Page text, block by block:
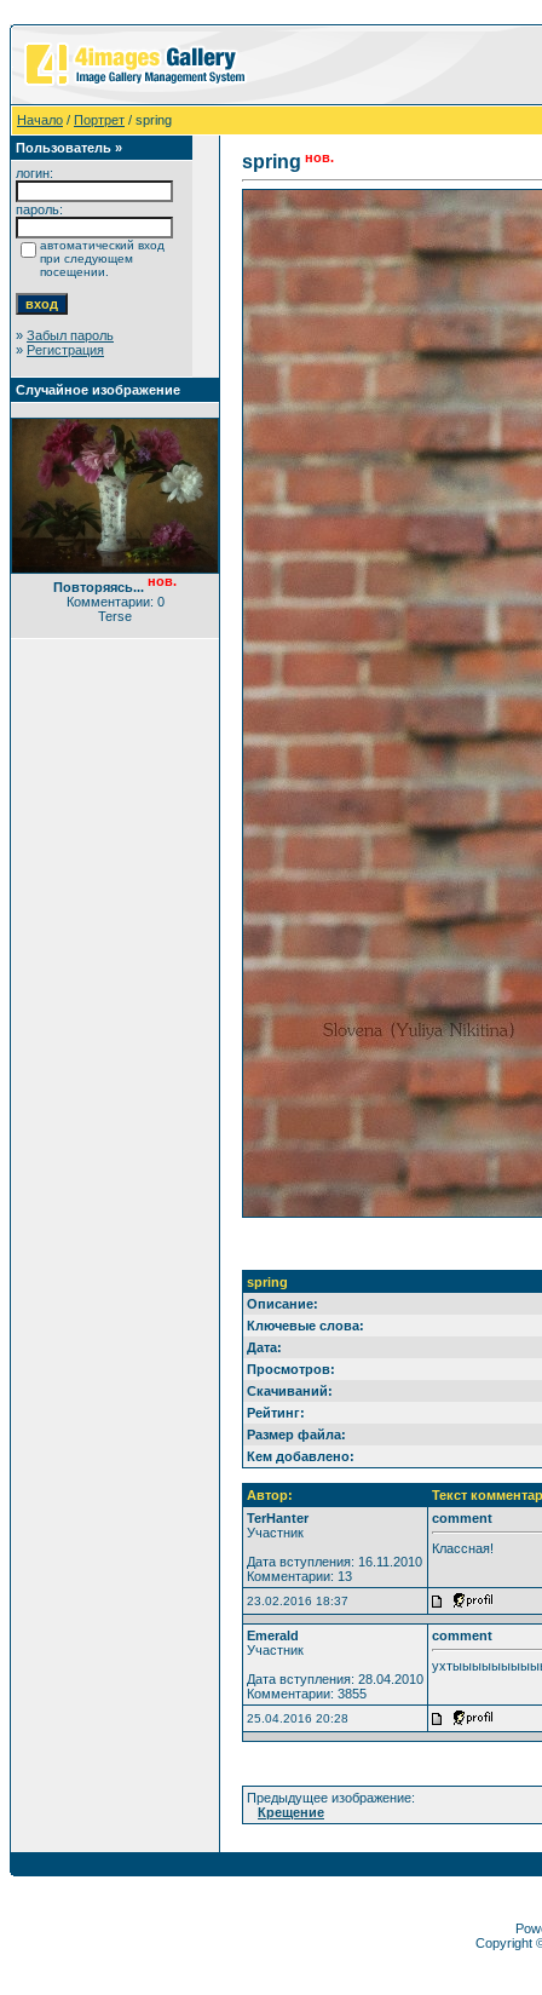
Начало / Портрет / spring
Пользователь »
логин:
пароль:
автоматический вход
при следующем
посещении.
» Забыл пароль
» Регистрация
Случайное изображение
Повторяясь... нов.
Комментарии: 0
Terse
spring нов.
spring
Описание:
Ключевые слова:
Дата:
Просмотров:
Скачиваний:
Рейтинг:
Размер файла:
Кем добавлено:
Автор:
Текст
TerHanter
Участник
Дата вступления: 16.11.2010
Комментарии: 13
comment
Классная!
23.02.2016 18:37
Emerald
Участник
Дата вступления: 28.04.2010
Комментарии: 3855
comment
25.04.2016 20:28
Предыдущее изображение:
Крещение
Copyright